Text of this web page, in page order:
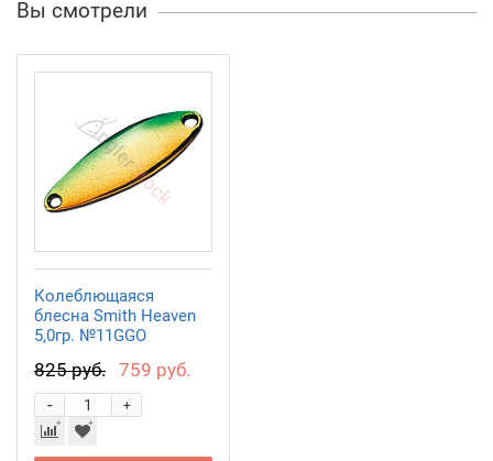
Вы смотрели
Колеблющаяся
блесна Smith Heaven
5,0гр. №11GGO
825 руб. 759 руб.
+
-